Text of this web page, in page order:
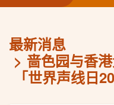
最新消息
啬色园与香
「世界声线日